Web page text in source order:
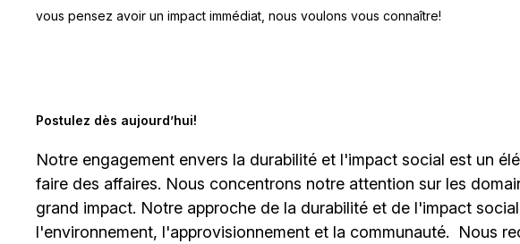
vous pensez avoir un impact immédiat, nous voulons vous connaître!
Postulez dès aujourd’hui!
Notre engagement envers la durabilité et l'impact social est un
faire des affaires. Nous concentrons notre attention sur les
grand impact. Notre approche de la durabilité et de l'impact
l'environnement, l'approvisionnement et la communauté.
Nous